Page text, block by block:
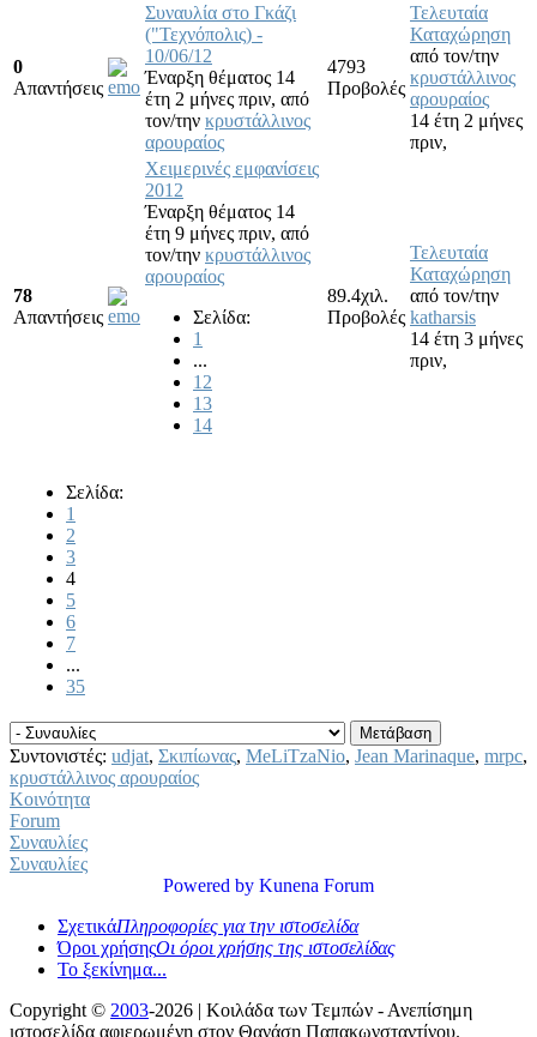
0
Απαντήσεις
Συναυλία στο Γκάζι
("Τεχνόπολις) -
10/06/12
Έναρξη θέματος 14
έτη 2 μήνες πριν, από
τον/την κρυστάλλινος
αρουραίος
4793
Προβολές
Τελευταία
Καταχώρηση
από τον/την
κρυστάλλινος
αρουραίος
14 έτη 2 μήνες
πριν,
78
Απαντήσεις
Χειμερινές εμφανίσεις
2012
Έναρξη θέματος 14
έτη 9 μήνες πριν, από
τον/την κρυστάλλινος
αρουραίος
Σελίδα:
1
...
12
13
14
89.4χιλ.
Προβολές
Τελευταία
Καταχώρηση
από τον/την
katharsis
14 έτη 3 μήνες
πριν,
Σελίδα:
1
2
3
4
5
6
7
...
35
Συντονιστές: udjat, Σκιπίωνας, MeLiTzaNio, Jean Marinaque, mrpc,
κρυστάλλινος αρουραίος
Κοινότητα
Forum
Συναυλίες
Συναυλίες
Powered by Kunena Forum
ΣχετικάΠληροφορίες για την ιστοσελίδα
Όροι χρήσηςΟι όροι χρήσης της ιστοσελίδας
Το ξεκίνημα...
Copyright © 2003-2026 | Κοιλάδα των Τεμπών - Ανεπίσημη
ιστοσελίδα αφιερωμένη στον Θανάση Παπακωνσταντίνου.